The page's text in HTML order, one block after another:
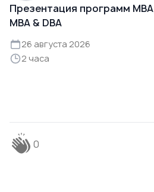
Презентация программ
MBA & DBA
26 августа 2026
2 часа
0